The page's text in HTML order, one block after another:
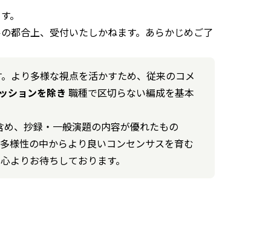
。
都合上、受付いたしかねます。あらかじめご了
より多様な視点を活かすため、従来のコメ
ションを除き 職種で区切らない編成を基本
、抄録・一般演題の内容が優れたもの
様性の中からより良いコンセンサスを育む
よりお待ちしております。